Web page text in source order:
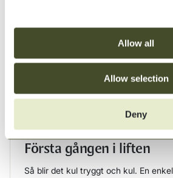
Allow all
Allow selection
Deny
Första gången i liften
Så blir det kul tryggt och kul. En